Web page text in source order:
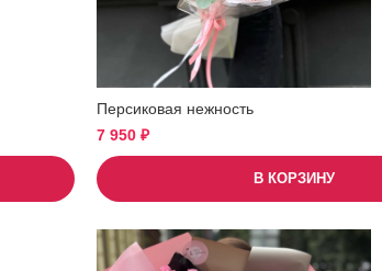
Персиковая нежность
7 950 ₽
В КОРЗИНУ